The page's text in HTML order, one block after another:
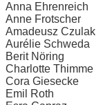
Anna Ehrenreich
Anne Frotscher
Amadeusz Czulak
Aurélie Schweda
Berit Nöring
Charlotte Thimme
Cora Giesecke
Emil Roth